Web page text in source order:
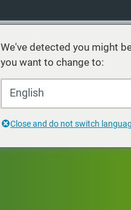
Usługi Zrównoważony
We've detected you might
you want to change to:
English
Close and do not switch